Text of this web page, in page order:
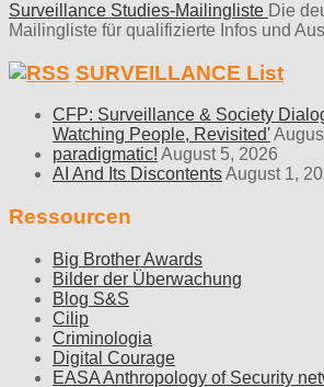
Surveillance Studies-Mailingliste Die
Mailingliste für qualifizierte Infos und
SURVEILLANCE List
CFP: Surveillance & Society
Watching People, Revisited'
paradigmatic! August 5, 2026
AI And Its DiscontentsAugust 1,
Ressourcen
Big Brother Awards
Bilder der Überwachung
Blog S&S
Cilip
Criminologia
Digital Courage
EASA Anthropology of Security